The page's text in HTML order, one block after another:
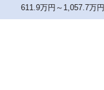
611.9万円～1,057.7万円